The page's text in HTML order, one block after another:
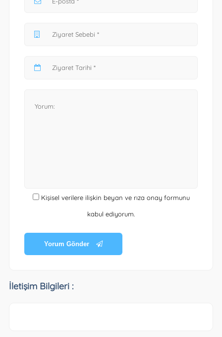
Kişisel verilere ilişkin beyan ve rıza onay formunu
kabul ediyorum.
Yorum Gönder
İletişim Bilgileri :